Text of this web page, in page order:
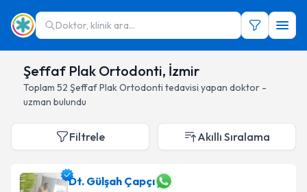
Doktor, klinik ara...
Şeffaf Plak Ortodonti, İzmir
Toplam 52 Şeffaf Plak Ortodonti tedavisi yapan doktor -
uzman bulundu
Filtrele Akıllı Sıralama
Dt. Gülşah Çapçı